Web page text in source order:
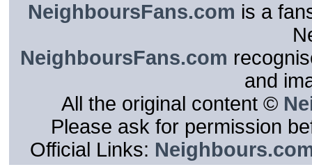
NeighboursFans.com is a
NeighboursFans.com
and
All the original content ©
Please ask for permission
Official Links: